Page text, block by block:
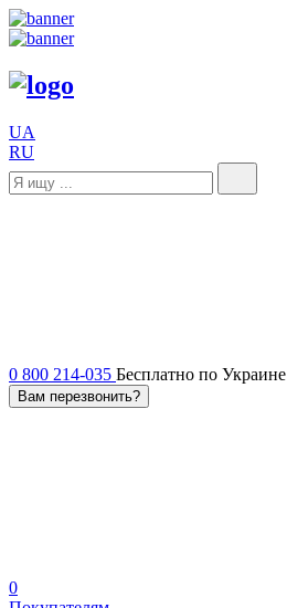
UA
RU
0 800 214-035 Бесплатно по Украине
Вам перезвонить?
0